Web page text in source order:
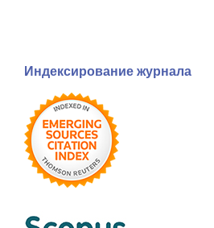
Индексирование журнала